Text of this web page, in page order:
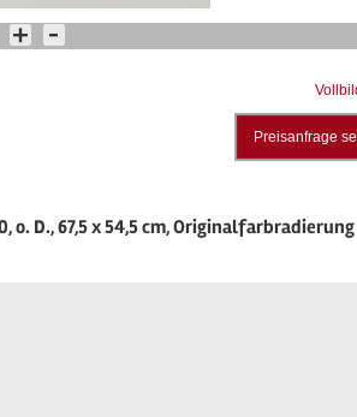
Preisanfrage
D., 67,5 x 54,5 cm, Originalfarbradierung